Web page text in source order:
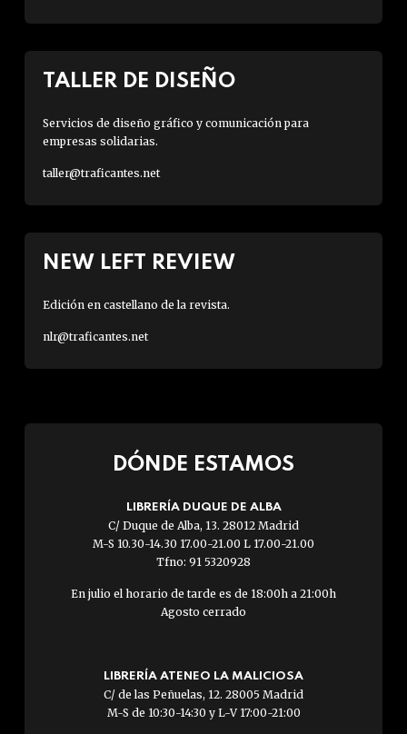
TALLER DE DISEÑO
Servicios de diseño gráfico y comunicación para
empresas solidarias.
taller@traficantes.net
NEW LEFT REVIEW
Edición en castellano de la revista.
nlr@traficantes.net
DÓNDE ESTAMOS
LIBRERÍA DUQUE DE ALBA
C/ Duque de Alba, 13. 28012 Madrid
M-S 10.30-14.30 17.00-21.00 L 17.00-21.00
Tfno: 91 5320928
En julio el horario de tarde es de 18:00h a 21:00h
Agosto cerrado
LIBRERÍA ATENEO LA MALICIOSA
C/ de las Peñuelas, 12. 28005 Madrid
M-S de 10:30-14:30 y L-V 17:00-21:00